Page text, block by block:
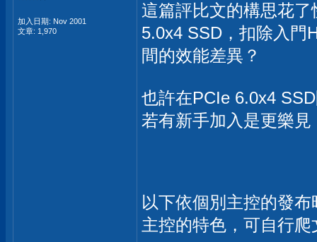
加入日期: Nov 2001
文章: 1,970
這篇評比文的構思花
5.0x4 SSD，扣除入門
間的效能差異？
也許在PCIe 6.0x4
若有新手加入是更樂
以下依個別主控的發
主控的特色，可自行爬